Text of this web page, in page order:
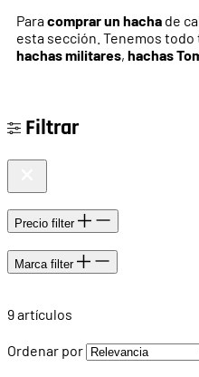
Paracomprar un hacha de
esta sección. Tenemos todo
hachas militares, hachas
Filtrar
Precio filter
Marca filter
9artículos
Ordenar por